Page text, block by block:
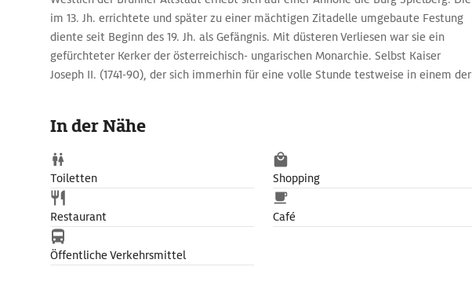
im 13. Jh. errichtete und später zu einer mächtigen Zitadelle umgebaute Festung
diente seit Beginn des 19. Jh. als Gefängnis. Mit düsteren Verliesen war sie ein
gefürchteter Kerker der österreichisch- ungarischen Monarchie. Selbst Kaiser
Joseph II. (1741-90), der sich immerhin für eine volle Stunde testweise in einem der
Die Burg kann in zwei Trassen besichtigt werden: Trasse I zeigt die Kassematten,
den barocken Festungsbau und die Gefängnisse der Josephiner Zeit. Trasse II
umfasst folgende Gebäudeteile bzw. Ausstellungen: Das Gefängnis der Völker
(Habsburger Kerker), Brünn auf dem Spielberg (bedeutende Kapitel aus der
Geschichte der Stadt), von der Renaissance bis zur Moderne (Kunstsammlungen
des Museums Brünn von 1570-1945) und der Weg zum neuen Brünn (Architektur in
den Jahren 1919-39). Vom Burgturm aus können Sie eine schöne Aussicht auf die
Stadt Brünn genießen.
In der Nähe
Toiletten Shopping
Restaurant Café
Öffentliche Verkehrsmittel